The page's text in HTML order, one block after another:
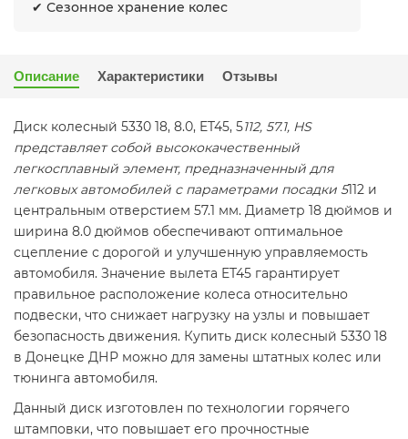
✔ Сезонное хранение колес
Описание Характеристики Отзывы
Диск колесный 5330 18, 8.0, ET45, 5112, 57.1, HS
представляет собой высококачественный
легкосплавный элемент, предназначенный для
легковых автомобилей с параметрами посадки 5112 и
центральным отверстием 57.1 мм. Диаметр 18 дюймов и
ширина 8.0 дюймов обеспечивают оптимальное
сцепление с дорогой и улучшенную управляемость
автомобиля. Значение вылета ET45 гарантирует
правильное расположение колеса относительно
подвески, что снижает нагрузку на узлы и повышает
безопасность движения. Купить диск колесный 5330 18
в Донецке ДНР можно для замены штатных колес или
тюнинга автомобиля.
Данный диск изготовлен по технологии горячего
штамповки, что повышает его прочностные